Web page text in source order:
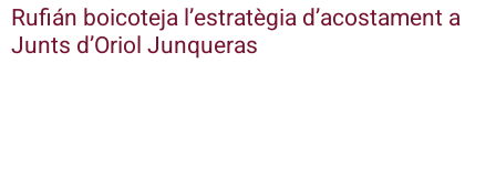
Rufián boicoteja l’estratègia d’acostament a
Junts d’Oriol Junqueras